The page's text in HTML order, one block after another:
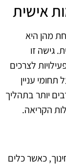
אישית
מהן היא
גישה זו
לצרכים
עניין
יותר בתהליך
הקריאה.
כאשר כלים